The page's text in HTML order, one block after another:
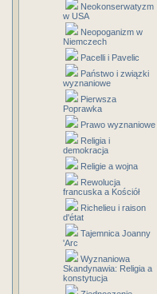
Neokonserwatyzm
w USA
Neopoganizm w
Niemczech
Pacelli i Pavelic
Państwo i związki
wyznaniowe
Pierwsza
Poprawka
Prawo wyznaniowe
Religia i
demokracja
Religie a wojna
Rewolucja
francuska a Kościół
Richelieu i raison
d'état
Tajemnica Joanny
'Arc
Wyznaniowa
Skandynawia: Religia a
konstytucja